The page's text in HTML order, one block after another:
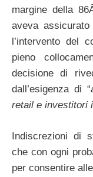
margine della
aveva
l’intervento del
pieno
decisione di
dall’esigenza di “
retail e investitori
Indiscrezioni di
che con ogni
per consentire